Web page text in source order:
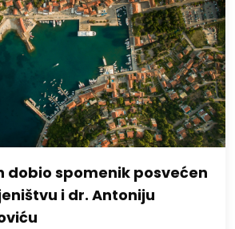
dobio spomenik posvećen
i dr. Antoniju